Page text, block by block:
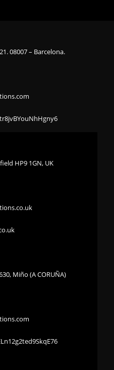
08007 – Barcelona.
HP9 1GN, UK
Miño (A CORUÑA)